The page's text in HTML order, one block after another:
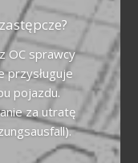
OC sprawcy
przysługuje
pojazdu.
za utratę